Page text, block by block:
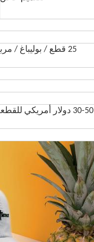
30-50 دولار أمريكي للقطعة الواحدة.